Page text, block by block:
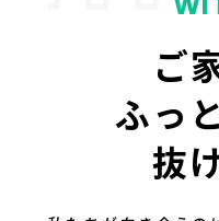
ご
ふっ
抜